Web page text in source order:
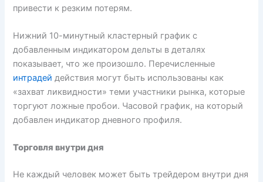
привести к резким потерям.
Нижний 10-минутный кластерный график с
добавленным индикатором дельты в деталях
показывает, что же произошло. Перечисленные
интрадей действия могут быть использованы как
«захват ликвидности» теми участники рынка, которые
торгуют ложные пробои. Часовой график, на который
добавлен индикатор дневного профиля.
Торговля внутри дня
Не каждый человек может быть трейдером внутри дня